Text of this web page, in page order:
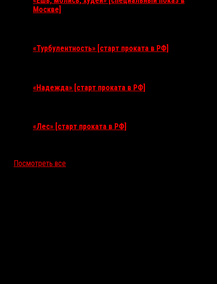
Москве]
«Турбулентность» [старт проката в РФ]
«Надежда» [старт проката в РФ]
«Лес» [старт проката в РФ]
Посмотреть все